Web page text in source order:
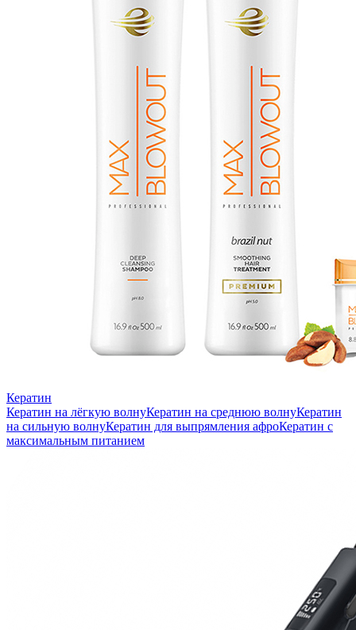
Кератин
Кератин на лёгкую волнуКератин на среднюю волнуКератин
на сильную волнуКератин для выпрямления афроКератин с
максимальным питанием